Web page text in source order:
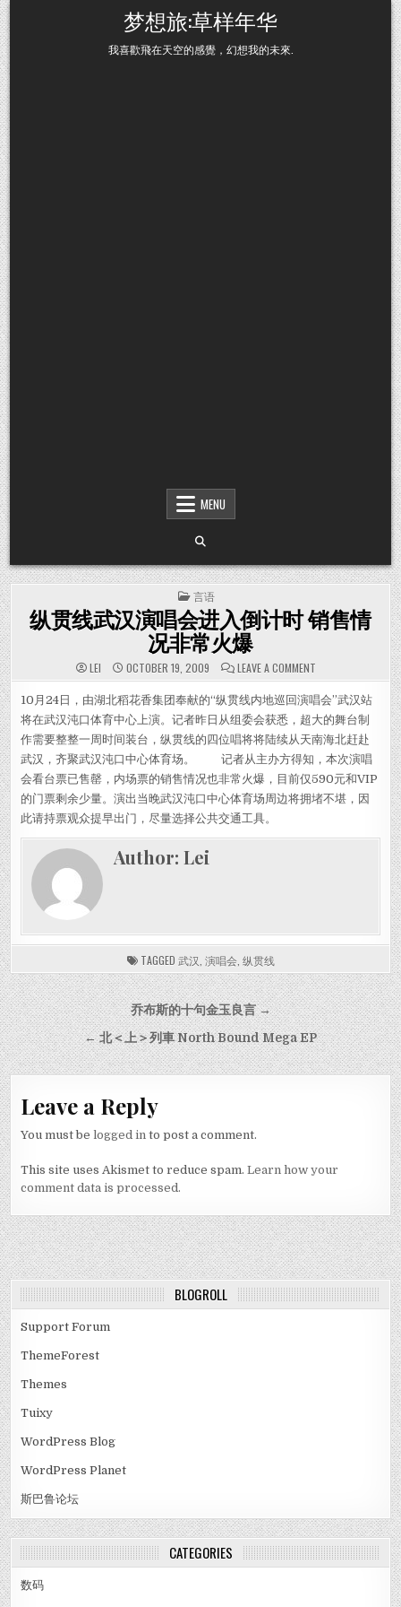
Skip to content 梦想旅:草样年华
我喜歡飛在天空的感覺，幻想我的未來.
MENU
POSTED IN
言语
纵贯线武汉演唱会进入倒计时 销售情
况非常火爆
LEI OCTOBER 19, 2009 LEAVE A COMMENT ON 纵贯线武汉
10月24日，由湖北稻花香集团奉献的“纵贯线内地巡回演唱会”武汉站
将在武汉沌口体育中心上演。记者昨日从组委会获悉，超大的舞台制
作需要整整一周时间装台，纵贯线的四位唱将将陆续从天南海北赶赴
武汉，齐聚武汉沌口中心体育场。 记者从主办方得知，本次演唱
会看台票已售罄，内场票的销售情况也非常火爆，目前仅590元和VIP
的门票剩余少量。演出当晚武汉沌口中心体育场周边将拥堵不堪，因
此请持票观众提早出门，尽量选择公共交通工具。
Author:Lei
TAGGED 武汉 演唱会, 纵贯线
Post navigation乔布斯的十句金玉良言 →
← 北＜上＞列車 North Bound Mega EP
Leave a Reply
You must belogged in to post a comment.
This site uses Akismet to reduce spam.Learn how your
comment data is processed.
BLOGROLL
Support Forum
ThemeForest
Themes
Tuixy
WordPress Blog
WordPress Planet
斯巴鲁论坛
CATEGORIES
数码